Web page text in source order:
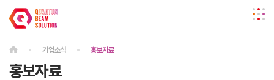
기업소식 홍보자료
홍보자료